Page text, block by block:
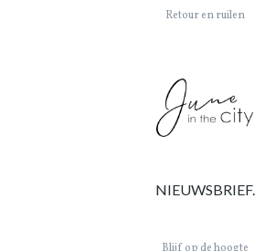
Retour en ruilen
NIEUWSBRIEF.
Blijf op de hoogte